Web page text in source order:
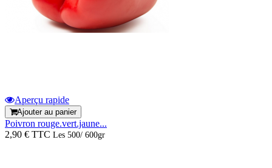
Aperçu rapide
Ajouter au panier
Poivron rouge.vert.jaune...
2,90 € TTC Les 500/ 600gr